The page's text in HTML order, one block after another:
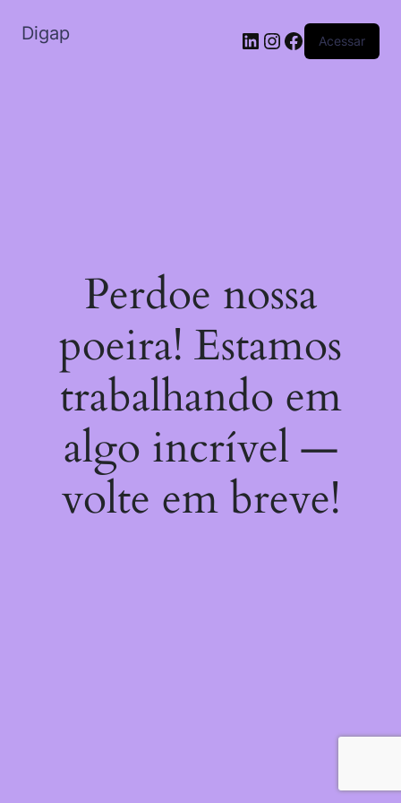
Digap Acessar
Perdoe nossa
poeira! Estamos
trabalhando em
algo incrível —
volte em breve!